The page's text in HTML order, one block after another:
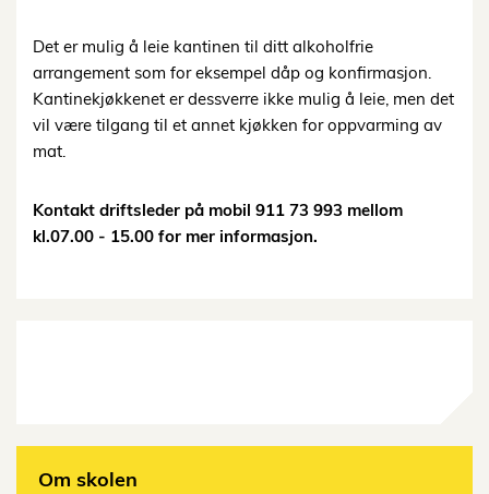
Det er mulig å leie kantinen til ditt alkoholfrie
arrangement som for eksempel dåp og konfirmasjon.
Kantinekjøkkenet er dessverre ikke mulig å leie, men det
vil være tilgang til et annet kjøkken for oppvarming av
mat.
Kontakt driftsleder på mobil 911 73 993 mellom
kl.07.00 - 15.00 for mer informasjon.
Om skolen